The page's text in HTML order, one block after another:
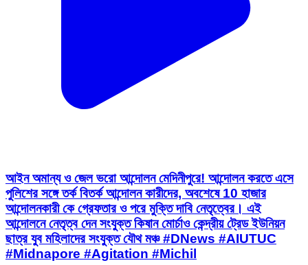
আইন অমান্য ও জেল ভরো আন্দোলন মেদিনীপুরে! আন্দোলন করতে এসে
পুলিশের সঙ্গে তর্ক বিতর্ক আন্দোলন কারীদের, অবশেষে 10 হাজার
আন্দোলনকারী কে গ্রেফতার ও পরে মুক্তি দাবি নেতৃত্বের। এই
আন্দোলনে নেতৃত্ব দেন সংযুক্ত কিষান মোর্চাও কেন্দ্রীয় ট্রেড ইউনিয়ন
ছাত্র যুব মহিলাদের সংযুক্ত যৌথ মঞ্চ #DNews #AIUTUC
#Midnapore #Agitation #Michil